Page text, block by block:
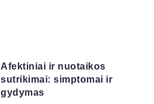
Afektiniai ir nuotaikos
sutrikimai: simptomai ir
gydymas